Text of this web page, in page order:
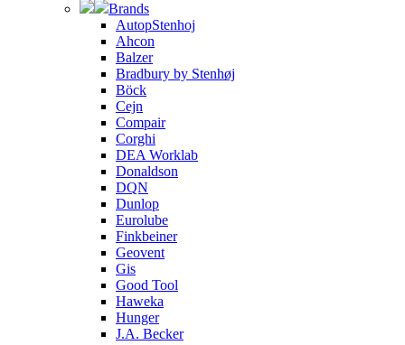
Brands
AutopStenhoj
Ahcon
Balzer
Bradbury by Stenhøj
Böck
Cejn
Compair
Corghi
DEA Worklab
Donaldson
DQN
Dunlop
Eurolube
Finkbeiner
Geovent
Gis
Good Tool
Haweka
Hunger
J.A. Becker